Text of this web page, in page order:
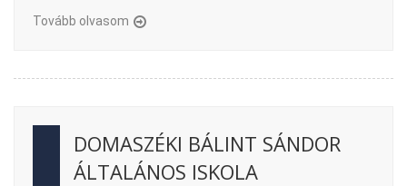
Tovább olvasom
DOMASZÉKI BÁLINT SÁNDOR
ÁLTALÁNOS ISKOLA